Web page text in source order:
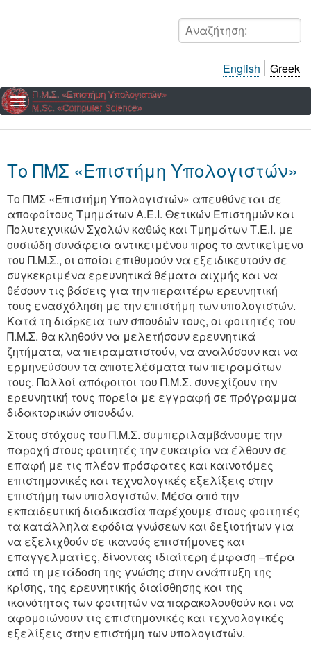
Αναζήτηση:
English Greek
Το ΠΜΣ «Επιστήμη Υπολογιστών»
Το ΠΜΣ «Επιστήμη Υπολογιστών» απευθύνεται σε
αποφοίτους Τμημάτων Α.Ε.Ι. Θετικών Επιστημών και
Πολυτεχνικών Σχολών καθώς και Τμημάτων Τ.Ε.Ι. με
ουσιώδη συνάφεια αντικειμένου προς το αντικείμενο
του Π.Μ.Σ., οι οποίοι επιθυμούν να εξειδικευτούν σε
συγκεκριμένα ερευνητικά θέματα αιχμής και να
θέσουν τις βάσεις για την περαιτέρω ερευνητική
τους ενασχόληση με την επιστήμη των υπολογιστών.
Κατά τη διάρκεια των σπουδών τους, οι φοιτητές του
Π.Μ.Σ. θα κληθούν να μελετήσουν ερευνητικά
ζητήματα, να πειραματιστούν, να αναλύσουν και να
ερμηνεύσουν τα αποτελέσματα των πειραμάτων
τους. Πολλοί απόφοιτοι του Π.Μ.Σ. συνεχίζουν την
ερευνητική τους πορεία με εγγραφή σε πρόγραμμα
διδακτορικών σπουδών.
Στους στόχους του Π.Μ.Σ. συμπεριλαμβάνουμε την
παροχή στους φοιτητές την ευκαιρία να έλθουν σε
επαφή με τις πλέον πρόσφατες και καινοτόμες
επιστημονικές και τεχνολογικές εξελίξεις στην
επιστήμη των υπολογιστών. Μέσα από την
εκπαιδευτική διαδικασία παρέχουμε στους φοιτητές
τα κατάλληλα εφόδια γνώσεων και δεξιοτήτων για
να εξελιχθούν σε ικανούς επιστήμονες και
επαγγελματίες, δίνοντας ιδιαίτερη έμφαση –πέρα
από τη μετάδοση της γνώσης στην ανάπτυξη της
κρίσης, της ερευνητικής διαίσθησης και της
ικανότητας των φοιτητών να παρακολουθούν και να
αφομοιώνουν τις επιστημονικές και τεχνολογικές
εξελίξεις στην επιστήμη των υπολογιστών.